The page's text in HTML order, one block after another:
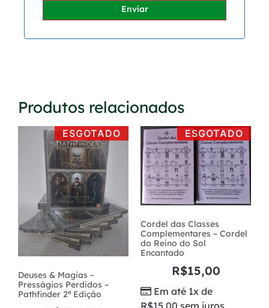
Enviar
Produtos relacionados
ESGOTADO
Deuses & Magias –
Presságios Perdidos –
Pathfinder 2ª Edição
ESGOTADO
Cordel das Classes
Complementares – Cordel
do Reino do Sol
Encantado
R$15,00
Em até 1x de
R$15,00 sem juros